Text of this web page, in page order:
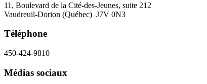
11, Boulevard de la Cité-des-Jeunes, suite 212
Vaudreuil-Dorion (Québec) J7V 0N3
Téléphone
450-424-9810
Médias sociaux